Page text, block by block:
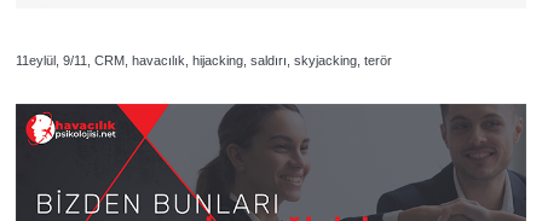
11eylül, 9/11, CRM, havacılık, hijacking, saldırı, skyjacking, terör